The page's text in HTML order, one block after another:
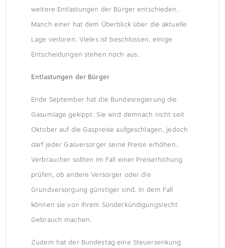
weitere Entlastungen der Bürger entschieden.
Manch einer hat dem Überblick über die aktuelle
Lage verloren. Vieles ist beschlossen, einige
Entscheidungen stehen noch aus.
Entlastungen der Bürger
Ende September hat die Bundesregierung die
Gasumlage gekippt. Sie wird demnach nicht seit
Oktober auf die Gaspreise aufgeschlagen, jedoch
darf jeder Gasversorger seine Preise erhöhen.
Verbraucher sollten im Fall einer Preiserhöhung
prüfen, ob andere Versorger oder die
Grundversorgung günstiger sind. In dem Fall
können sie von ihrem Sonderkündigungsrecht
Gebrauch machen.
Zudem hat der Bundestag eine Steuersenkung